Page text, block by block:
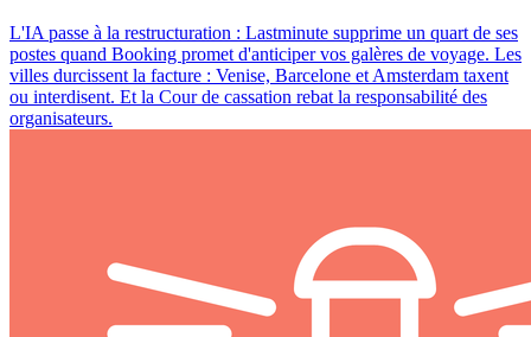
L'IA passe à la restructuration : Lastminute supprime un quart de ses
postes quand Booking promet d'anticiper vos galères de voyage. Les
villes durcissent la facture : Venise, Barcelone et Amsterdam taxent
ou interdisent. Et la Cour de cassation rebat la responsabilité des
organisateurs.